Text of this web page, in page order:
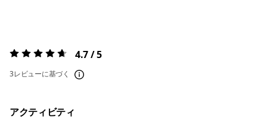
評価:4.7 / 5 4.7 / 5
3レビューに基づく
アクティビティ